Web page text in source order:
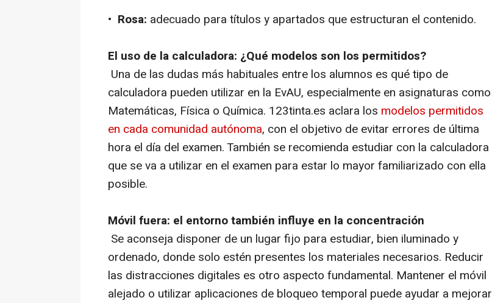
• Rosa: adecuado para títulos y apartados que estructuran el contenido.
El uso de la calculadora: ¿Qué modelos son los permitidos?
Una de las dudas más habituales entre los alumnos es qué tipo de
calculadora pueden utilizar en la EvAU, especialmente en asignaturas como
Matemáticas, Física o Química. 123tinta.es aclara los modelos permitidos
en cada comunidad autónoma, con el objetivo de evitar errores de última
hora el día del examen. También se recomienda estudiar con la calculadora
que se va a utilizar en el examen para estar lo mayor familiarizado con ella
posible.
Móvil fuera: el entorno también influye en la concentración
Se aconseja disponer de un lugar fijo para estudiar, bien iluminado y
ordenado, donde solo estén presentes los materiales necesarios. Reducir
las distracciones digitales es otro aspecto fundamental. Mantener el móvil
alejado o utilizar aplicaciones de bloqueo temporal puede ayudar a mejorar